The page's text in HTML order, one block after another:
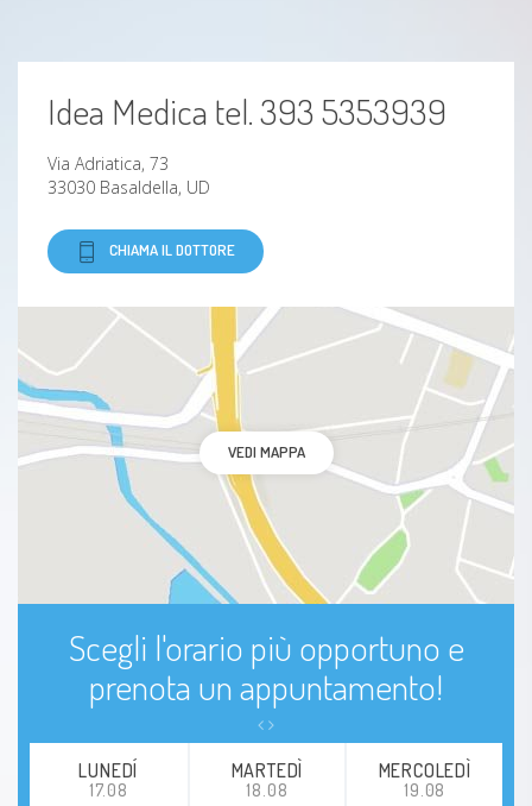
Idea Medica tel. 393 5353939
Via Adriatica, 73
33030 Basaldella, UD
CHIAMA IL DOTTORE
VEDI MAPPA
Scegli l'orario più opportuno e
prenota un appuntamento!
LUNEDÍ
17.08
MARTEDÌ
18.08
MERCOLEDÌ
19.08